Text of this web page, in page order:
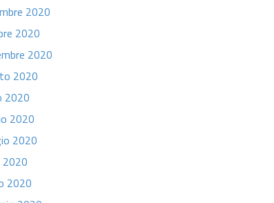
2020
2020
2020
2020
2020
2020
2020
2020
2020